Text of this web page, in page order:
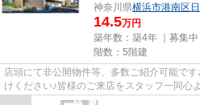
神奈川県横浜市港南区
14.5万円
築年数：築4年 ｜募集中
階数：5階建
店頭にて非公開物件等、多数ご紹介可能で
けください♪皆様のご来店をスタッフ一同心